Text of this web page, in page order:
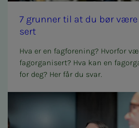
7 grun­­­ner til at du bør
sert
Hva er en fagforening? Hvorfor
fagorganisert? Hva kan en
for deg? Her får du svar.